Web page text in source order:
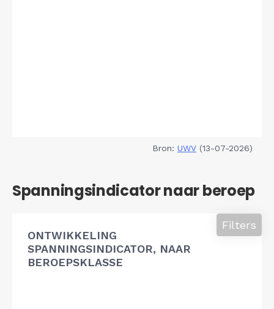
Bron: UWV (13-07-2026)
Spanningsindicator naar beroep
ONTWIKKELING
SPANNINGSINDICATOR, NAAR
BEROEPSKLASSE
Filters